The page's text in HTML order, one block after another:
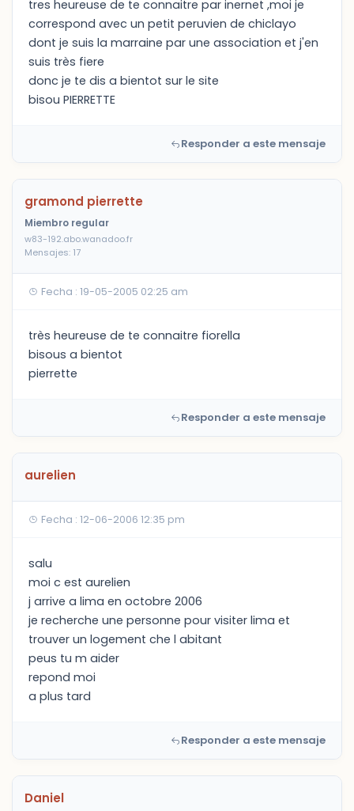
tres heureuse de te connaitre par inernet ,moi je
correspond avec un petit peruvien de chiclayo
dont je suis la marraine par une association et j'en
suis très fiere
donc je te dis a bientot sur le site
bisou PIERRETTE
Responder a este mensaje
gramond pierrette
Miembro regular
w83-192.abo.wanadoo.fr
Mensajes: 17
Fecha : 19-05-2005 02:25 am
très heureuse de te connaitre fiorella
bisous a bientot
pierrette
Responder a este mensaje
aurelien
Fecha : 12-06-2006 12:35 pm
salu
moi c est aurelien
j arrive a lima en octobre 2006
je recherche une personne pour visiter lima et
trouver un logement che l abitant
peus tu m aider
repond moi
a plus tard
Responder a este mensaje
Daniel